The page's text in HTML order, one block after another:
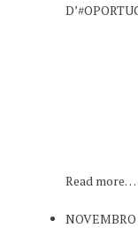
Read more…